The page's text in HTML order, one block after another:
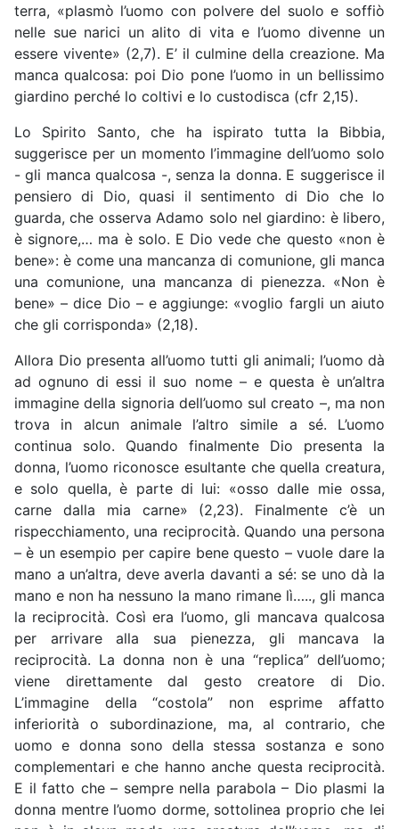
terra, «plasmò l’uomo con polvere del suolo e soffiò
nelle sue narici un alito di vita e l’uomo divenne un
essere vivente» (2,7). E’ il culmine della creazione. Ma
manca qualcosa: poi Dio pone l’uomo in un bellissimo
giardino perché lo coltivi e lo custodisca (cfr 2,15).
Lo Spirito Santo, che ha ispirato tutta la Bibbia,
suggerisce per un momento l’immagine dell’uomo solo
- gli manca qualcosa -, senza la donna. E suggerisce il
pensiero di Dio, quasi il sentimento di Dio che lo
guarda, che osserva Adamo solo nel giardino: è libero,
è signore,… ma è solo. E Dio vede che questo «non è
bene»: è come una mancanza di comunione, gli manca
una comunione, una mancanza di pienezza. «Non è
bene» – dice Dio – e aggiunge: «voglio fargli un aiuto
che gli corrisponda» (2,18).
Allora Dio presenta all’uomo tutti gli animali; l’uomo dà
ad ognuno di essi il suo nome – e questa è un’altra
immagine della signoria dell’uomo sul creato –, ma non
trova in alcun animale l’altro simile a sé. L’uomo
continua solo. Quando finalmente Dio presenta la
donna, l’uomo riconosce esultante che quella creatura,
e solo quella, è parte di lui: «osso dalle mie ossa,
carne dalla mia carne» (2,23). Finalmente c’è un
rispecchiamento, una reciprocità. Quando una persona
– è un esempio per capire bene questo – vuole dare la
mano a un’altra, deve averla davanti a sé: se uno dà la
mano e non ha nessuno la mano rimane lì….., gli manca
la reciprocità. Così era l’uomo, gli mancava qualcosa
per arrivare alla sua pienezza, gli mancava la
reciprocità. La donna non è una “replica” dell’uomo;
viene direttamente dal gesto creatore di Dio.
L’immagine della “costola” non esprime affatto
inferiorità o subordinazione, ma, al contrario, che
uomo e donna sono della stessa sostanza e sono
complementari e che hanno anche questa reciprocità.
E il fatto che – sempre nella parabola – Dio plasmi la
donna mentre l’uomo dorme, sottolinea proprio che lei